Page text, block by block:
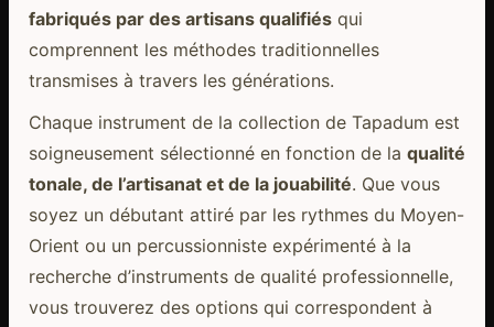
fabriqués par des artisans qualifiésqui
comprennent les méthodes traditionnelles
transmises à travers les générations.
Chaque instrument de la collection de Tapadum est
soigneusement sélectionné en fonction de la qualité
tonale, de l’artisanat et de la jouabilité. Que vous
soyez un débutant attiré par les rythmes du Moyen-
Orient ou un percussionniste expérimenté à la
recherche d’instruments de qualité professionnelle,
vous trouverez des options qui correspondent à